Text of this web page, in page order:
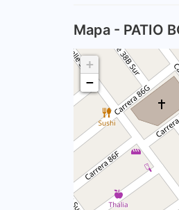
Mapa - PATIO
+
−